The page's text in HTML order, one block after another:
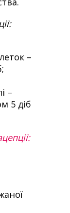
–
–
5 діб